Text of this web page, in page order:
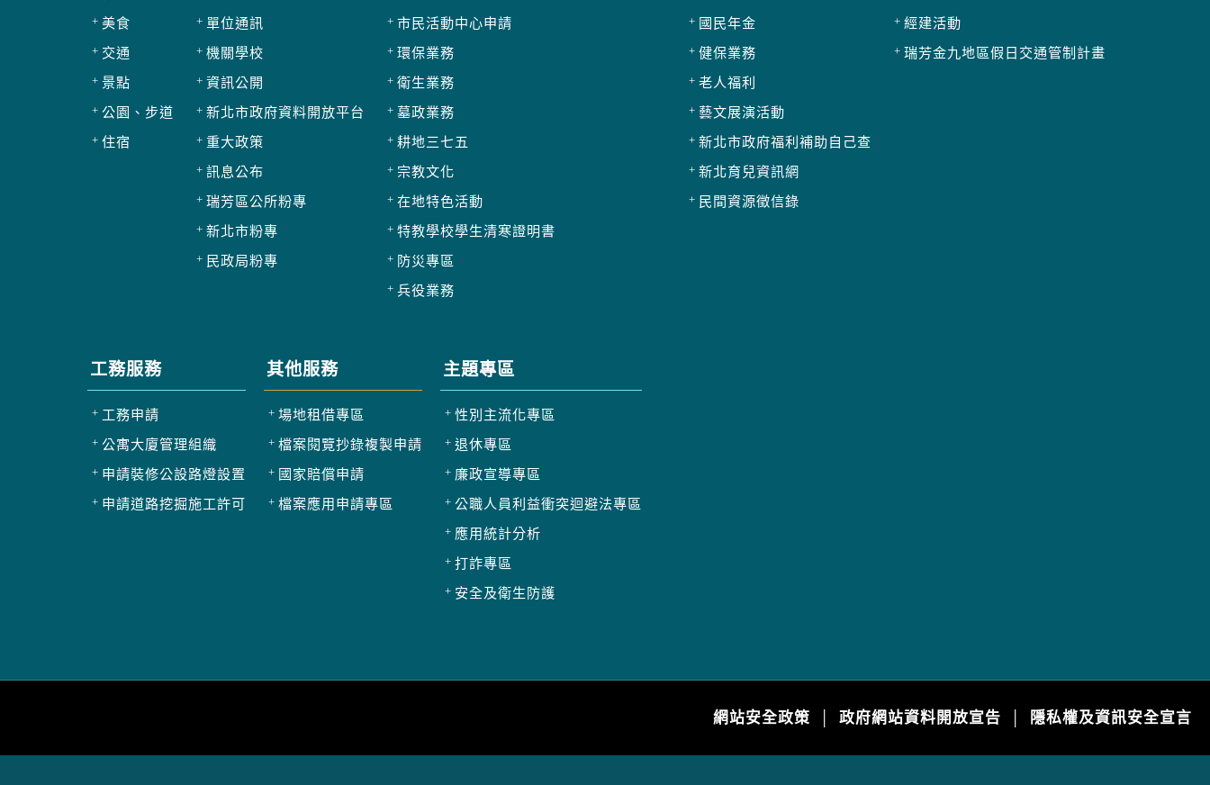
美食
交通
景點
公園、步道
住宿
單位通訊
機關學校
資訊公開
新北市政府資料開放平台
重大政策
訊息公布
瑞芳區公所粉專
新北市粉專
民政局粉專
市民活動中心申請
環保業務
衛生業務
墓政業務
耕地三七五
宗教文化
在地特色活動
特教學校學生清寒證明書
防災專區
兵役業務
國民年金
健保業務
老人福利
藝文展演活動
新北市政府福利補助自己查
新北育兒資訊網
民間資源徵信錄
經建活動
瑞芳金九地區假日交通管制計畫
工務服務
工務申請
公寓大廈管理組織
申請裝修公設路燈設置
申請道路挖掘施工許可
其他服務
場地租借專區
檔案閱覽抄錄複製申請
國家賠償申請
檔案應用申請專區
主題專區
性別主流化專區
退休專區
廉政宣導專區
公職人員利益衝突迴避法專區
應用統計分析
打詐專區
安全及衛生防護
網站安全政策 政府網站資料開放宣告 隱私權及資訊安全宣言